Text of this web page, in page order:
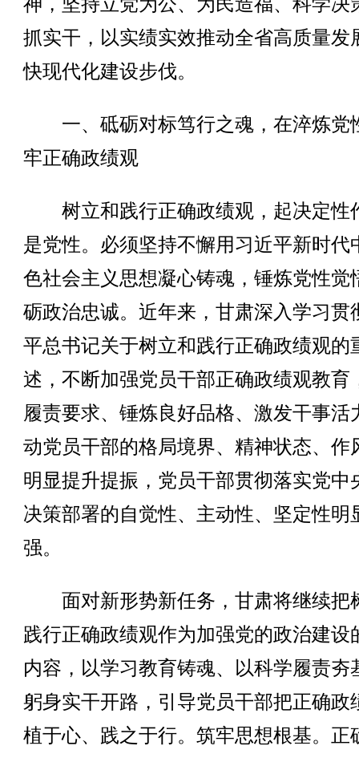
抓实干，以实绩实效推动全省高质量发
快现代化建设步伐。
一、砥砺对标笃行之魂，在淬炼党
牢正确政绩观
树立和践行正确政绩观，起决定性
是党性。必须坚持不懈用习近平新时代
色社会主义思想凝心铸魂，锤炼党性觉
砺政治忠诚。近年来，甘肃深入学习贯
平总书记关于树立和践行正确政绩观的
述，不断加强党员干部正确政绩观教育
履责要求、锤炼良好品格、激发干事活
动党员干部的格局境界、精神状态、作
明显提升提振，党员干部贯彻落实党中
决策部署的自觉性、主动性、坚定性明
强。
面对新形势新任务，甘肃将继续把
践行正确政绩观作为加强党的政治建设
内容，以学习教育铸魂、以科学履责夯
躬身实干开路，引导党员干部把正确政
植于心、践之于行。筑牢思想根基。正